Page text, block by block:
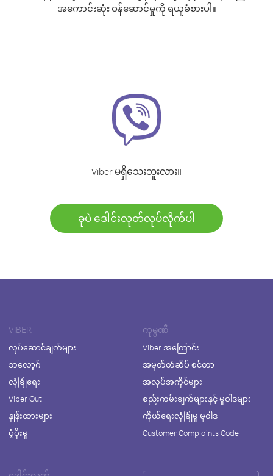
အကောင်းဆုံး ဝန်ဆောင်မှုကို ရယူခံစားပါ။
Viber မရှိသေးဘူးလား။
ခုပဲ ဒေါင်းလုတ်လုပ်လိုက်ပါ
VIBER
လုပ်ဆောင်ချက်များ
ဘလော့ဂ်
လုံခြုံရေး
Viber Out
နှုန်းထားများ
ပံ့ပိုးမှု
ကုမ္ပဏီ
Viber အကြောင်း
အမှတ်တံဆိပ် စင်တာ
အလုပ်အကိုင်များ
စည်းကမ်းချက်များနှင့် မူဝါဒများ
ကိုယ်ရေးလုံခြုံမှု မူဝါဒ
Customer Complaints Code